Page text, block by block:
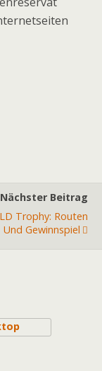
Nächster Beitrag
Trophy: Routen
Und Gewinnspiel